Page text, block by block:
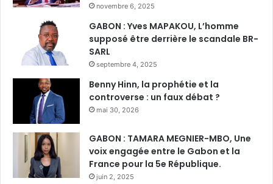
novembre 6, 2025
GABON : Yves MAPAKOU, L’homme
supposé être derrière le scandale BR-
SARL
septembre 4, 2025
Benny Hinn, la prophétie et la
controverse : un faux débat ?
mai 30, 2026
GABON : TAMARA MEGNIER-MBO, Une
voix engagée entre le Gabon et la
France pour la 5e République.
juin 2, 2025